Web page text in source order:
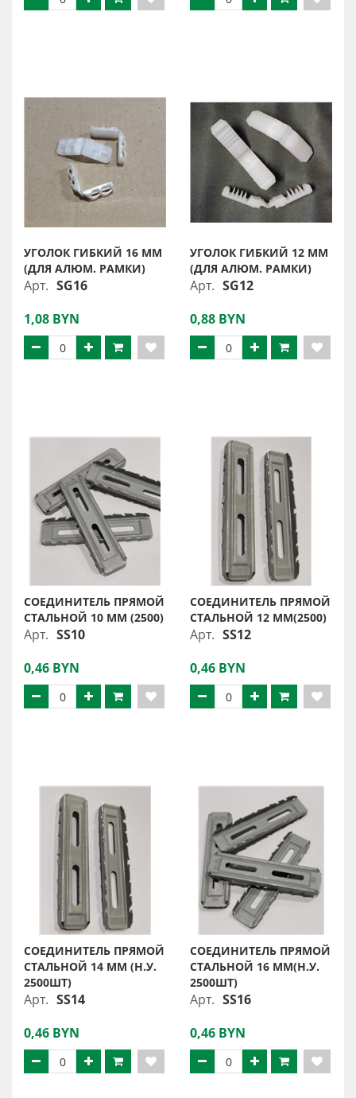
УГОЛОК ГИБКИЙ 16 ММ
(ДЛЯ АЛЮМ. РАМКИ)
Арт. SG16
1,08 BYN
УГОЛОК ГИБКИЙ 12 ММ
(ДЛЯ АЛЮМ. РАМКИ)
Арт. SG12
0,88 BYN
СОЕДИНИТЕЛЬ ПРЯМОЙ
СТАЛЬНОЙ 10 ММ (2500)
Арт. SS10
0,46 BYN
СОЕДИНИТЕЛЬ ПРЯМОЙ
СТАЛЬНОЙ 12 ММ(2500)
Арт. SS12
0,46 BYN
СОЕДИНИТЕЛЬ ПРЯМОЙ
СТАЛЬНОЙ 14 ММ (Н.У.
2500ШТ)
Арт. SS14
0,46 BYN
СОЕДИНИТЕЛЬ ПРЯМОЙ
СТАЛЬНОЙ 16 ММ(Н.У.
2500ШТ)
Арт. SS16
0,46 BYN